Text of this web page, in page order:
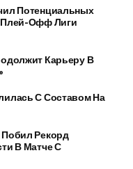
Потенциальных
Плей-Офф Лиги
Карьеру В
С Составом На
Рекорд
В Матче С